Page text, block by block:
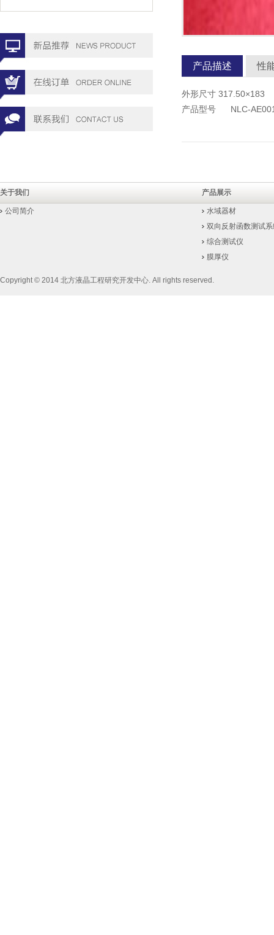
产品描述 性
外形尺寸 317.50×183
产品型号 NLC-
关于我们
公司简介
产品展示
水域器材
双向反射函数测试
综合测试仪
膜厚仪
Copyright © 2014 北方液晶工程研究开发中心. All rights reserved.